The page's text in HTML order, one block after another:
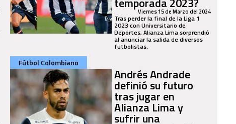
Viernes 15 de Marzo del 2024
Tras perder la final de la Liga 1
2023 con Universitario de
Deportes, Alianza Lima sorprendió
al anunciar la salida de diversos
futbolistas.
Fútbol Colombiano
Andrés Andrade
definió su futuro
tras jugar en
Alianza Lima y
sufrir una